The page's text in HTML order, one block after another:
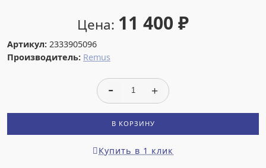
Цена: 11 400 ₽
Артикул: 2333905096
Производитель: Remus
В КОРЗИНУ
Купить в 1 клик